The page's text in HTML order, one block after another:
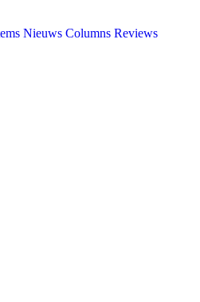
Nieuws Columns Reviews